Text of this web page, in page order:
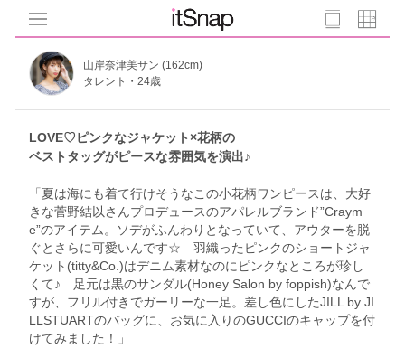
山岸奈津美サン (162cm)
タレント・24歳
LOVE♡ピンクなジャケット×花柄の
ベストタッグがピースな雰囲気を演出♪
「夏は海にも着て行けそうなこの小花柄ワンピースは、大好
きな菅野結以さんプロデュースのアパレルブランド”Craym
e”のアイテム。ソデがふんわりとなっていて、アウターを脱
ぐとさらに可愛いんです☆ 羽織ったピンクのショートジャ
ケット(titty&Co.)はデニム素材なのにピンクなところが珍し
くて♪ 足元は黒のサンダル(Honey Salon by foppish)なんで
すが、フリル付きでガーリーな一足。差し色にしたJILL by JI
LLSTUARTのバッグに、お気に入りのGUCCIのキャップを付
けてみました！」